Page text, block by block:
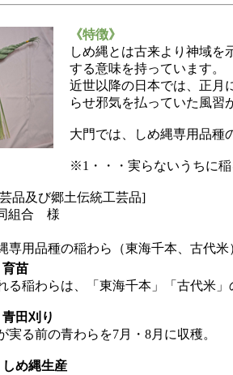
《特徴》
しめ縄とは古来より神域を
する意味を持っています。
近世以降の日本では、正月
らせ邪気を払っていた風習
大門では、しめ縄専用品種
※1・・・実らないうちに稲
品及び郷土伝統工芸品]
組合 様
専用品種の稲わら（東海千本、古代米
育苗
る稲わらは、「東海千本」「古代米
青田刈り
実る前の青わらを7月・8月に収穫。
しめ縄生産